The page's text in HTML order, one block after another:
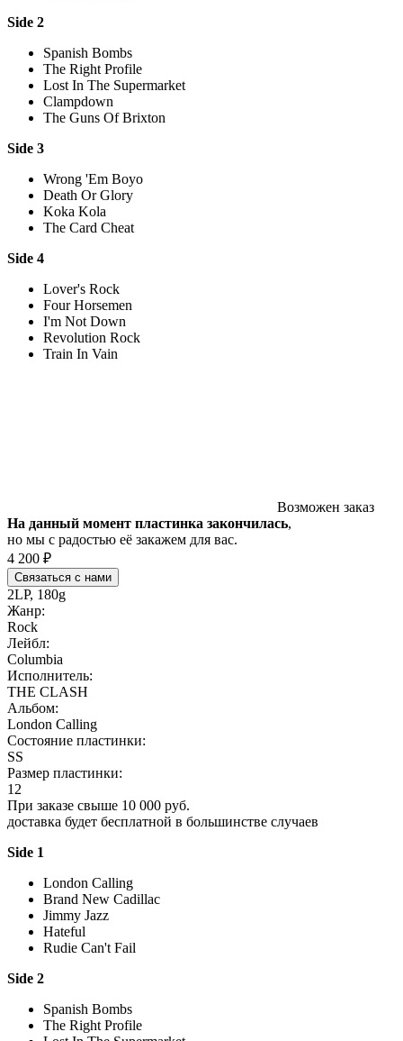
Side 2
Spanish Bombs
The Right Profile
Lost In The Supermarket
Clampdown
The Guns Of Brixton
Side 3
Wrong 'Em Boyo
Death Or Glory
Koka Kola
The Card Cheat
Side 4
Lover's Rock
Four Horsemen
I'm Not Down
Revolution Rock
Train In Vain
Возможен заказ
На данный момент пластинка закончилась,
но мы с радостью её закажем для вас.
4 200 ₽
Связаться с нами
2LP, 180g
Жанр:
Rock
Лейбл:
Columbia
Исполнитель:
THE CLASH
Альбом:
London Calling
Состояние пластинки:
SS
Размер пластинки:
12
При заказе свыше 10 000 руб.
доставка будет бесплатной в большинстве случаев
Side 1
London Calling
Brand New Cadillac
Jimmy Jazz
Hateful
Rudie Can't Fail
Side 2
Spanish Bombs
The Right Profile